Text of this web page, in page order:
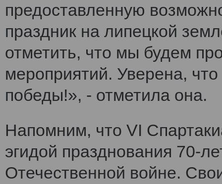
предоставленную
праздник на липецкой
отметить, что мы будем
мероприятий. Уверена,
победы!», - отметила она.
Напомним, что VI
эгидой празднования 70-
Отечественной войне.